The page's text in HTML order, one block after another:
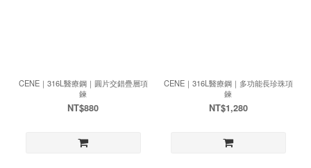
CENE｜316L醫療鋼｜圓片交錯疊層項
鍊
NT$880
CENE｜316L醫療鋼｜多功能長珍珠項
鍊
NT$1,280